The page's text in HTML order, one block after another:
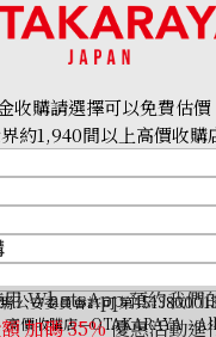
WhatsApp 預約我們
加碼35%優惠活動進
收購請選擇可以免費估價
約1,940間以上高價收購
格
公安委員會許可 第
價收購店—OTAKARAYA All